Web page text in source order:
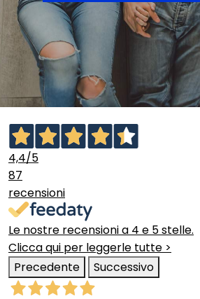
4,4/5
87
recensioni
Le nostre recensioni a 4 e 5 stelle.
Clicca qui per leggerle tutte >
Precedente
Successivo